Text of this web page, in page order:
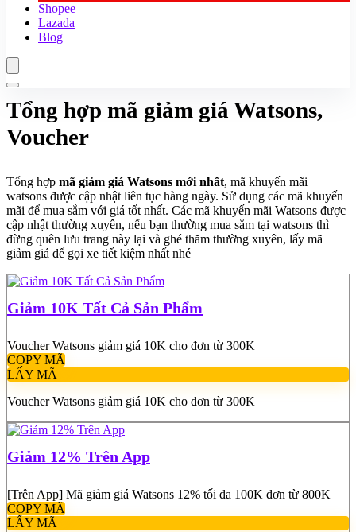
Shopee
Lazada
Blog
Tổng hợp mã giảm giá Watsons,
Voucher
Tổng hợp mã giảm giá Watsons mới nhất, mã khuyến mãi
watsons được cập nhật liên tục hàng ngày. Sử dụng các mã khuyến
mãi để mua sắm với giá tốt nhất. Các mã khuyến mãi Watsons được
cập nhật thường xuyên, nếu bạn thường mua sắm tại watsons thì
đừng quên lưu trang này lại và ghé thăm thường xuyên, lấy mã
giảm giá để gọi xe tiết kiệm nhất nhé
Giảm 10K Tất Cả Sản Phẩm
Voucher Watsons giảm giá 10K cho đơn từ 300K
COPY MÃ
LẤY MÃ
Voucher Watsons giảm giá 10K cho đơn từ 300K
Giảm 12% Trên App
[Trên App] Mã giảm giá Watsons 12% tối đa 100K đơn từ 800K
COPY MÃ
LẤY MÃ